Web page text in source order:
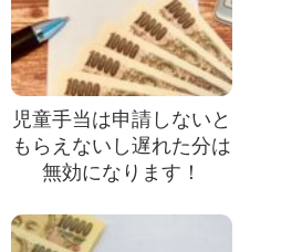
児童手当は申請しないと
もらえないし遅れた分は
無効になります！